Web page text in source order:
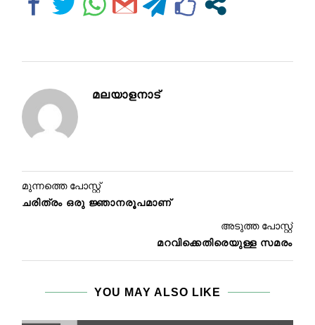
മലയാളനാട്
മുന്നത്തെ പോസ്റ്റ്
ചരിത്രം ഒരു ജ്ഞാനരൂപമാണ്
അടുത്ത പോസ്റ്റ്
മറവിക്കെതിരെയുള്ള സമരം
YOU MAY ALSO LIKE